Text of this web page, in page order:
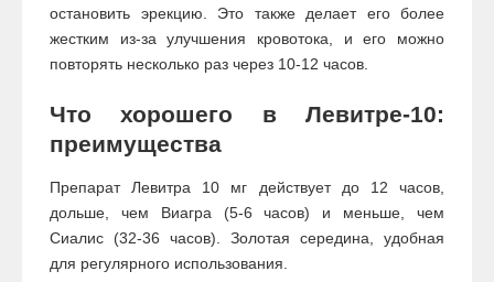
остановить эрекцию. Это также делает его более
жестким из-за улучшения кровотока, и его можно
повторять несколько раз через 10-12 часов.
Что хорошего в Левитре-10:
преимущества
Препарат Левитра 10 мг действует до 12 часов,
дольше, чем Виагра (5-6 часов) и меньше, чем
Сиалис (32-36 часов). Золотая середина, удобная
для регулярного использования.